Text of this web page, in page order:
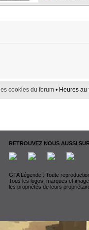
cookies du forum • Heures
RETROUVEZ NOUS AUSSI
GTA Légende : Toute
Tous les logos, marques et
les propriétés de leurs